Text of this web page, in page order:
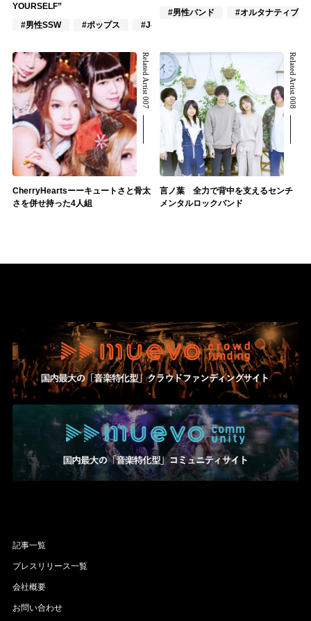
YOURSELF”
#男性SSW
#ポップス #J-POP
#男性バンド
#オルタナティブ
Related Artist 007
CherryHeartsーーキュートさと骨太
さを併せ持った4人組
Related Artist 008
言ノ葉 全力で背中を支えるセンチ
メンタルロックバンド
記事一覧
プレスリリース一覧
会社概要
お問い合わせ